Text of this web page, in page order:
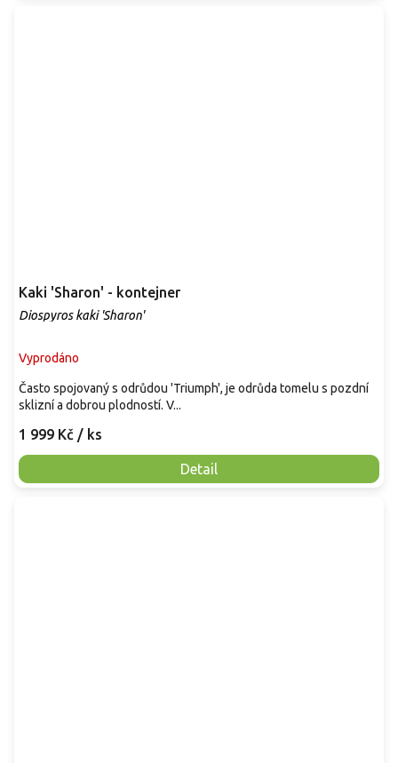
Kaki 'Sharon' - kontejner
Diospyros kaki 'Sharon'
Vyprodáno
1 999 Kč / ks
Detail
Často spojovaný s odrůdou 'Triumph', je odrůda tomelu s pozdní
sklizní a dobrou plodností. V...